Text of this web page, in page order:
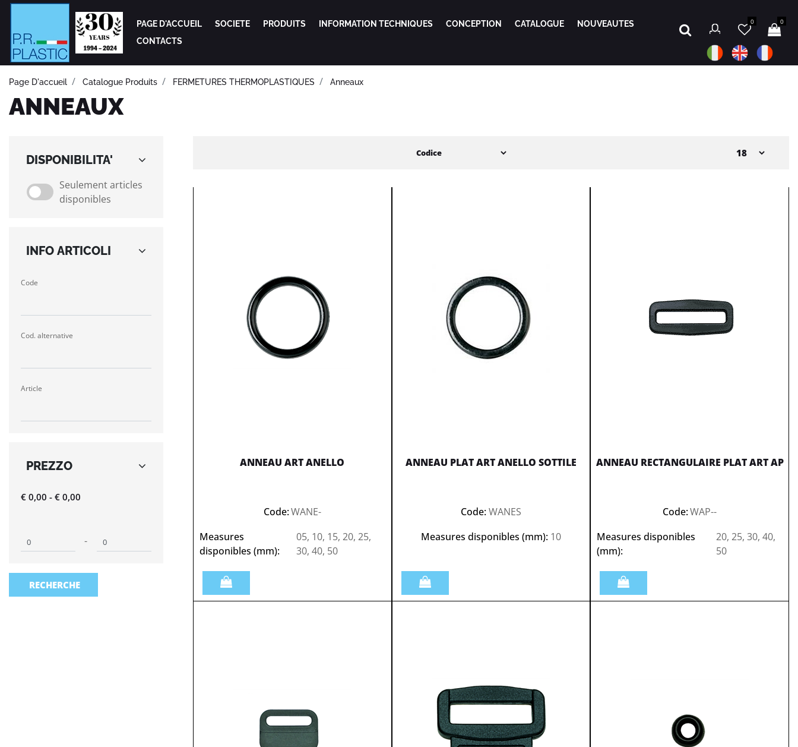
PAGE D'ACCUEIL SOCIETE PRODUITS INFORMATION TECHNIQUES CONCEPTION CATALOGUE
NOUVEAUTES
CONTACTS
0 0
Page D'accueil Catalogue Produits FERMETURES THERMOPLASTIQUES Anneaux
ANNEAUX
DISPONIBILITA'
Seulement articles
disponibles
SEULEMENT ARTICLES DISPONIBLES
INFO ARTICOLI
Code
Cod. alternative
Article
PREZZO
€ 0,00 - € 0,00
Prezzo minimo
- Prezzo massimo
ANNEAU ART ANELLO
Code:WANE-
Measures
disponibles (mm):
05, 10, 15, 20, 25,
30, 40, 50
Quantità
ANNEAU PLAT ART ANELLO SOTTILE
Code:WANES
Measures disponibles (mm): 10
Quantità
ANNEAU RECTANGULAIRE PLAT ART AP
Code:WAP--
Measures disponibles
(mm):
20, 25, 30, 40,
50
Quantità